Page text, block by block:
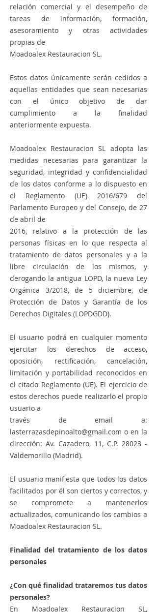
relación comercial y el desempeño de
tareas de información, formación,
asesoramiento y otras actividades
propias de
Moadoalex Restauracion SL.
Estos datos únicamente serán cedidos a
aquellas entidades que sean necesarias
con el único objetivo de dar
cumplimiento a la finalidad
anteriormente expuesta.
Moadoalex Restauracion SL adopta las
medidas necesarias para garantizar la
seguridad, integridad y confidencialidad
de los datos conforme a lo dispuesto en
el Reglamento (UE) 2016/679 del
Parlamento Europeo y del Consejo, de 27
de abril de
2016, relativo a la protección de las
personas físicas en lo que respecta al
tratamiento de datos personales y a la
libre circulación de los mismos, y
derogando la antigua LOPD, la nueva Ley
Orgánica 3/2018, de 5 diciembre, de
Protección de Datos y Garantía de los
Derechos Digitales (LOPDGDD).
El usuario podrá en cualquier momento
ejercitar los derechos de acceso,
oposición, rectificación, cancelación,
limitación y portabilidad reconocidos en
el citado Reglamento (UE). El ejercicio de
estos derechos puede realizarlo el propio
usuario a
través de email a:
lasterrazasdepinoalto@gmail.com o en la
dirección: Av. Cazadero, 11, C.P. 28023 -
Valdemorillo (Madrid).
El usuario manifiesta que todos los datos
facilitados por él son ciertos y correctos, y
se compromete a mantenerlos
actualizados, comunicando los cambios a
Moadoalex Restauracion SL.
Finalidad del tratamiento de los datos
personales
¿Con qué finalidad trataremos tus datos
personales?
En Moadoalex Restauracion SL,